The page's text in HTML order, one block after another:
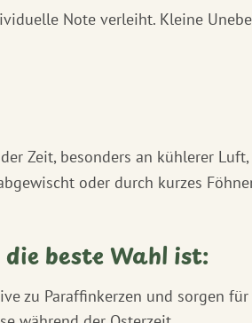
Note verleiht. Kleine
Zeit, besonders an kühlerer
oder durch kurzes
beste Wahl ist:
zu Paraffinkerzen und sorgen